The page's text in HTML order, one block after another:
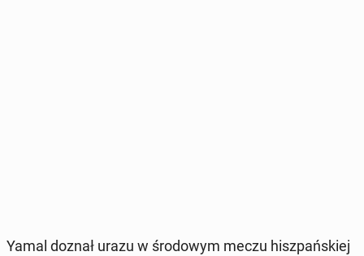
Yamal doznał urazu w śro­do­wym meczu hisz­pań­skiej